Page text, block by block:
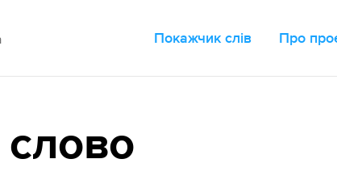
Покажчик слів Про